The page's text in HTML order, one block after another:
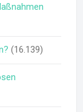
(16.139)